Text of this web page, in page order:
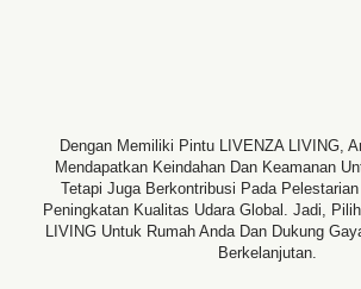
Dengan Memiliki Pintu LIVENZA LIVING,
Mendapatkan Keindahan Dan Keamanan
Tetapi Juga Berkontribusi Pada
Peningkatan Kualitas Udara Global. Jadi,
LIVING Untuk Rumah Anda Dan Dukung
Berkelanjutan.